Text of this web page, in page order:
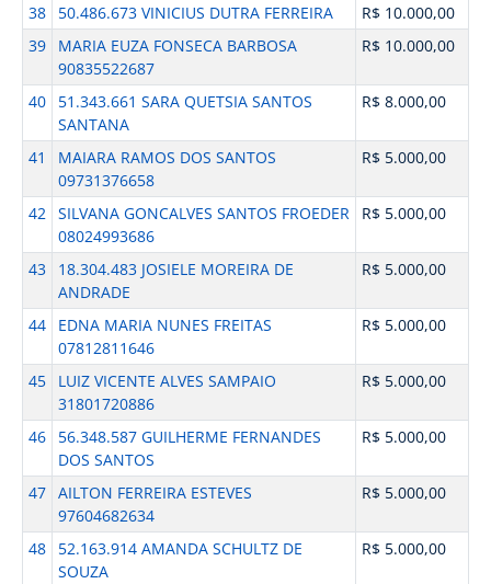
38 50.486.673 VINICIUS DUTRA FERREIRA
R$ 10.000,00
39
MARIA EUZA FONSECA BARBOSA
90835522687
R$ 10.000,00
40
51.343.661 SARA QUETSIA SANTOS
SANTANA
R$ 8.000,00
41
MAIARA RAMOS DOS SANTOS
09731376658
R$ 5.000,00
42 SILVANA GONCALVES SANTOS FROEDER
08024993686
R$ 5.000,00
43
18.304.483 JOSIELE MOREIRA DE
ANDRADE
R$ 5.000,00
44
EDNA MARIA NUNES FREITAS
07812811646
R$ 5.000,00
45
LUIZ VICENTE ALVES SAMPAIO
31801720886
R$ 5.000,00
46
56.348.587 GUILHERME FERNANDES
DOS SANTOS
R$ 5.000,00
47 AILTON FERREIRA ESTEVES
97604682634
R$ 5.000,00
48
52.163.914 AMANDA SCHULTZ DE
SOUZA
R$ 5.000,00